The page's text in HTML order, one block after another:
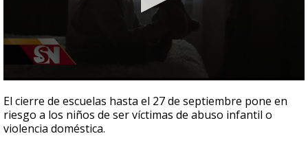
seconds
of
2
minutes,
El cierre de escuelas hasta el 27 de septiembre pone en
riesgo a los niños de ser víctimas de abuso infantil o
violencia doméstica.